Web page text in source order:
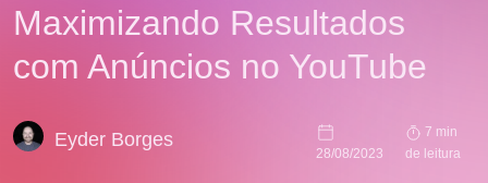
Maximizando Resultados
com Anúncios no YouTube
Eyder Borges
28/08/2023
7 min
de leitura